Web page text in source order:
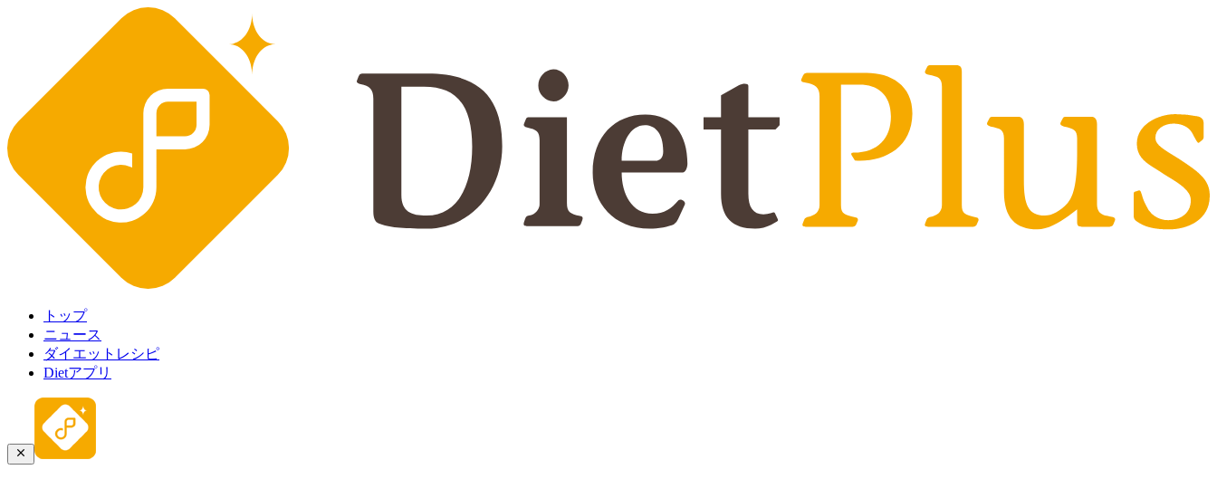
トップ
ニュース
ダイエットレシピ
Dietアプリ